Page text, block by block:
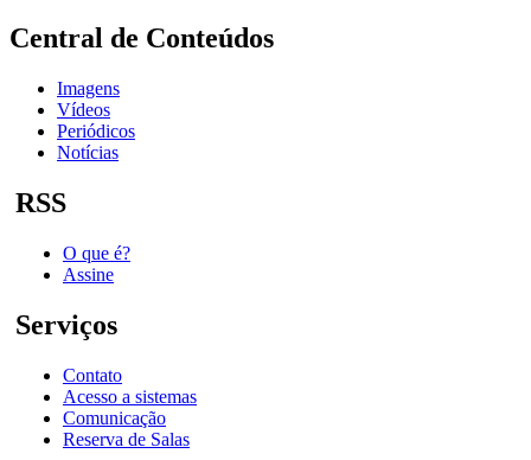
Central de Conteúdos
Imagens
Vídeos
Periódicos
Notícias
RSS
O que é?
Assine
Serviços
Contato
Acesso a sistemas
Comunicação
Reserva de Salas